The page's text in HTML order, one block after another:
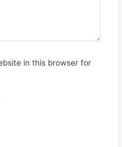
in this browser for